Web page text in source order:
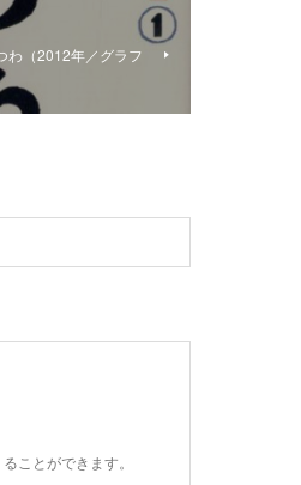
わ（2012年／グラフ
ことができます。